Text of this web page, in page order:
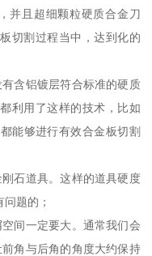
并且超细颗粒硬质合金刀
切割过程当中，达到化的
含铝镀层符合标准的硬质
利用了这样的技术，比如
能够进行有效合金板切割
石道具。这样的道具硬度
题的；
间一定要大。通常我们会
角与后角的角度大约保持